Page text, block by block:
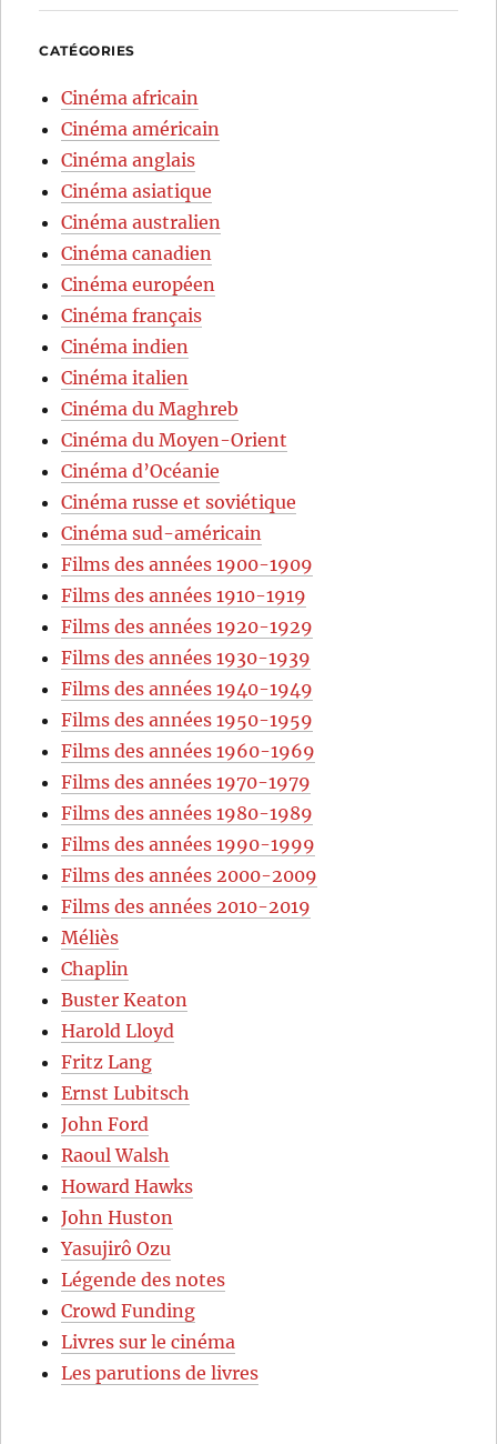
CATÉGORIES
Cinéma africain
Cinéma américain
Cinéma anglais
Cinéma asiatique
Cinéma australien
Cinéma canadien
Cinéma européen
Cinéma français
Cinéma indien
Cinéma italien
Cinéma du Maghreb
Cinéma du Moyen-Orient
Cinéma d’Océanie
Cinéma russe et soviétique
Cinéma sud-américain
Films des années 1900-1909
Films des années 1910-1919
Films des années 1920-1929
Films des années 1930-1939
Films des années 1940-1949
Films des années 1950-1959
Films des années 1960-1969
Films des années 1970-1979
Films des années 1980-1989
Films des années 1990-1999
Films des années 2000-2009
Films des années 2010-2019
Méliès
Chaplin
Buster Keaton
Harold Lloyd
Fritz Lang
Ernst Lubitsch
John Ford
Raoul Walsh
Howard Hawks
John Huston
Yasujirô Ozu
Légende des notes
Crowd Funding
Livres sur le cinéma
Les parutions de livres